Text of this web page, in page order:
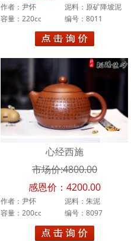
作者：尹怀
泥料：原矿降坡泥
容量：220cc
编号：8011
心经西施
市场价:4800.00
感恩价：4200.00
作者：尹怀
泥料：朱泥
容量：200cc
编号：8097